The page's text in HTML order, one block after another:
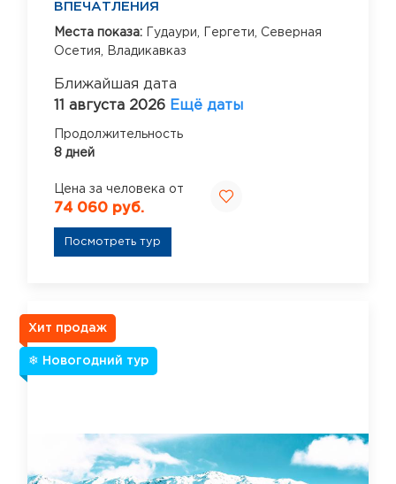
ВПЕЧАТЛЕНИЯ
Места показа: Гудаури, Гергети, Северная
Осетия,
Владикавказ
Ближайшая дата
11 августа 2026 Ещё даты
Продолжительность
8 дней
Цена за человека от
74 060 руб.
Посмотреть тур
Хит продаж
❄ Новогодний тур